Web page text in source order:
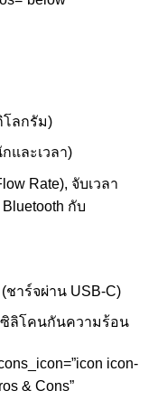
โลกรัม)
และเวลา)
Rate), จับเวลา
กับ
ชาร์จผ่าน USB-C)
ซิลิโคนกันความร้อน
icon-
& Cons”